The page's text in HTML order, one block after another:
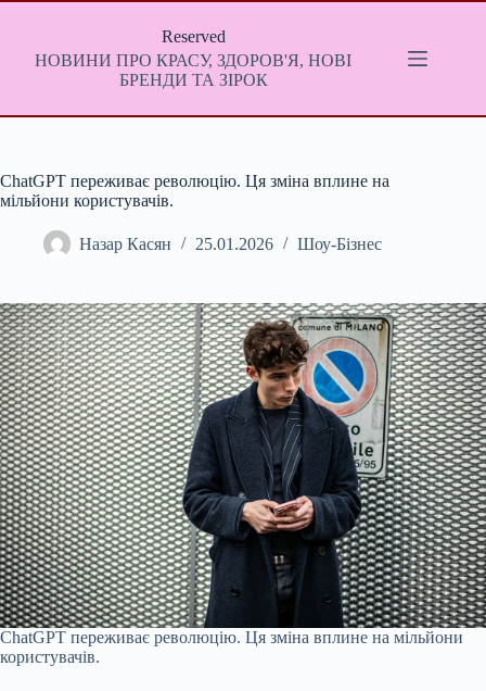
Перейти
Reserved
НОВИНИ ПРО КРАСУ, ЗДОРОВ'Я, НОВІ
БРЕНДИ ТА ЗІРОК
ChatGPT переживає революцію. Ця зміна вплине на
мільйони користувачів.
Назар Касян 25.01.2026 Шоу-Бізнес
ChatGPT переживає революцію. Ця зміна вплине на мільйони
користувачів.